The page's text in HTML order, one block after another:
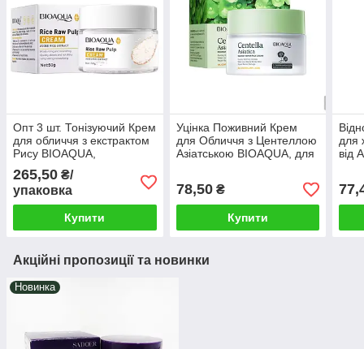
Опт 3 шт. Тонізуючий Крем
для обличчя з екстрактом
Рису BIOAQUA,
Колагену та молодість
шкіри, 50г
265,50 ₴/
упаковка
Купити
Уцінка Поживний Крем
для Обличчя з Центеллою
Азіатською BIOAQUA, для
78,50₴
Купити
для
від
Акційні пропозиції та новинки
Новинка